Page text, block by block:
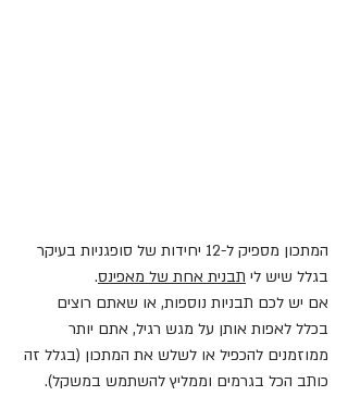
המתכון מספיק ל-12 יחידות של סופגניות בעיקר
בגלל שיש לי תבנית אחת של מאפינס.
אם יש לכם תבניות נוספות, או שאתם רוצים
בכלל לאפות אותן על מגש רגיל, אתם יותר
ממוזמנים להכפיל או לשלש את המתכון (בגלל זה
כותב הכל בגרמים וממליץ להשתמש במשקל).